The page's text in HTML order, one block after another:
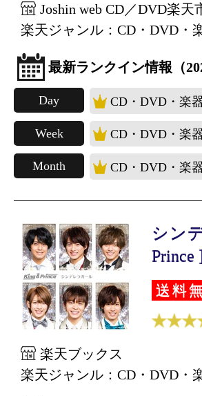
Joshin web CD／DVD楽天
楽天ジャンル：CD・DVD・
最新ランクイン情報（
Day CD・DVD・楽
Week CD・DVD・楽
Month CD・DVD・楽
シン
Prince
送料
楽天ブックス
楽天ジャンル：CD・DVD・